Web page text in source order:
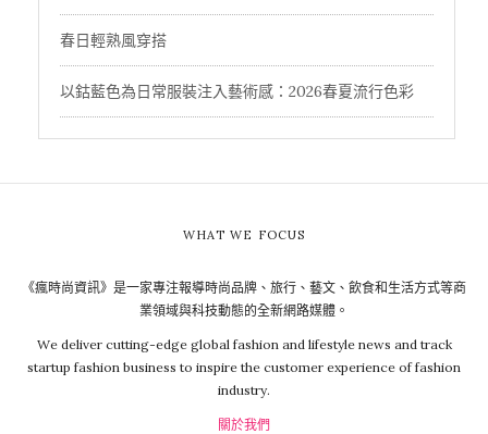
春日輕熟風穿搭
以鈷藍色為日常服裝注入藝術感：2026春夏流行色彩
WHAT WE FOCUS
《瘋時尚資訊》是一家專注報導時尚品牌、旅行、藝文、飲食和生活方式等商
業領域與科技動態的全新網路媒體。
We deliver cutting-edge global fashion and lifestyle news and track
startup fashion business to inspire the customer experience of fashion
industry.
關於我們